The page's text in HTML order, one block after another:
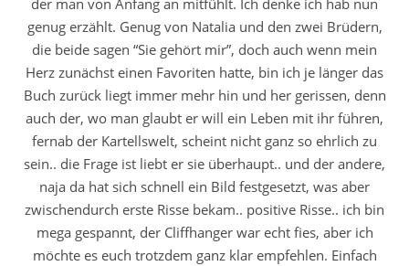
der man von Anfang an mitfühlt. Ich denke ich hab nun
genug erzählt. Genug von Natalia und den zwei Brüdern,
die beide sagen “Sie gehört mir”, doch auch wenn mein
Herz zunächst einen Favoriten hatte, bin ich je länger das
Buch zurück liegt immer mehr hin und her gerissen, denn
auch der, wo man glaubt er will ein Leben mit ihr führen,
fernab der Kartellswelt, scheint nicht ganz so ehrlich zu
sein.. die Frage ist liebt er sie überhaupt.. und der andere,
naja da hat sich schnell ein Bild festgesetzt, was aber
zwischendurch erste Risse bekam.. positive Risse.. ich bin
mega gespannt, der Cliffhanger war echt fies, aber ich
möchte es euch trotzdem ganz klar empfehlen. Einfach